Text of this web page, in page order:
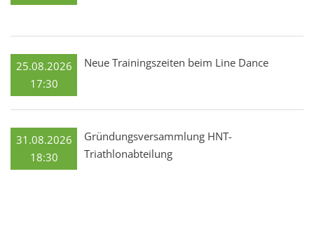
25.08.2026
17:30
Neue Trainingszeiten beim Line Dance
31.08.2026
18:30
Gründungsversammlung HNT-
Triathlonabteilung